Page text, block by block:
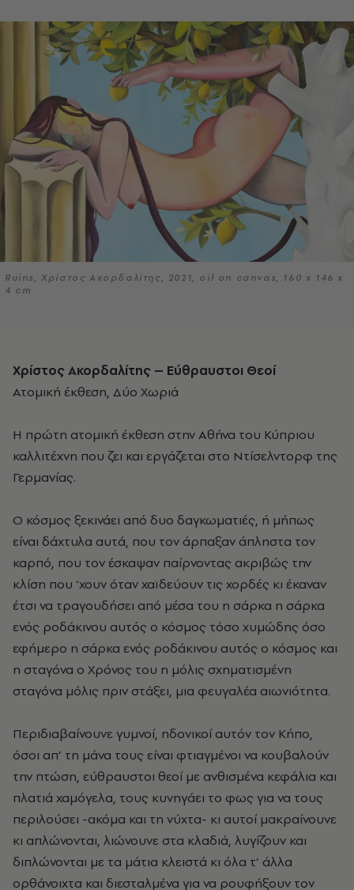
Ruins, Χρίστος Ακορδαλίτης, 2021, oil on canvas, 160 x 146 x
4 cm
Χρίστος Ακορδαλίτης – Εύθραυστοι Θεοί
Ατομική έκθεση, Δύο Χωριά
Η πρώτη ατομική έκθεση στην Αθήνα του Κύπριου
καλλιτέχνη που ζει και εργάζεται στο Ντίσελντορφ της
Γερμανίας.
Ο κόσμος ξεκινάει από δυο δαγκωματιές, ή μήπως
είναι δάχτυλα αυτά, που τον άρπαξαν άπληστα τον
καρπό, που τον έσκαψαν παίρνοντας ακριβώς την
κλίση που ‘χουν όταν χαϊδεύουν τις χορδές κι έκαναν
έτσι να τραγουδήσει από μέσα του η σάρκα η σάρκα
ενός ροδάκινου αυτός ο κόσμος τόσο χυμώδης όσο
εφήμερο η σάρκα ενός ροδάκινου αυτός ο κόσμος και
η σταγόνα ο Χρόνος του η μόλις σχηματισμένη
σταγόνα μόλις πριν στάξει, μια φευγαλέα αιωνιότητα.
Περιδιαβαίνουνε γυμνοί, ηδονικοί αυτόν τον Κήπο,
όσοι απ’ τη μάνα τους είναι φτιαγμένοι να κουβαλούν
την πτώση, εύθραυστοι θεοί με ανθισμένα κεφάλια και
πλατιά χαμόγελα, τους κυνηγάει το φως για να τους
περιλούσει -ακόμα και τη νύχτα- κι αυτοί μακραίνουνε
κι απλώνονται, λιώνουνε στα κλαδιά, λυγίζουν και
διπλώνονται με τα μάτια κλειστά κι όλα τ’ άλλα
ορθάνοιχτα και διεσταλμένα για να ρουφήξουν τον